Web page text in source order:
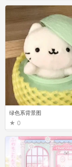
绿色系背景图
0